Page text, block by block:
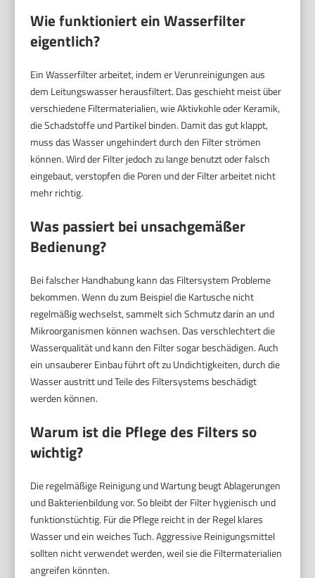
Wie funktioniert ein Wasserfilter
eigentlich?
Ein Wasserfilter arbeitet, indem er Verunreinigungen aus
dem Leitungswasser herausfiltert. Das geschieht meist über
verschiedene Filtermaterialien, wie Aktivkohle oder Keramik,
die Schadstoffe und Partikel binden. Damit das gut klappt,
muss das Wasser ungehindert durch den Filter strömen
können. Wird der Filter jedoch zu lange benutzt oder falsch
eingebaut, verstopfen die Poren und der Filter arbeitet nicht
mehr richtig.
Was passiert bei unsachgemäßer
Bedienung?
Bei falscher Handhabung kann das Filtersystem Probleme
bekommen. Wenn du zum Beispiel die Kartusche nicht
regelmäßig wechselst, sammelt sich Schmutz darin an und
Mikroorganismen können wachsen. Das verschlechtert die
Wasserqualität und kann den Filter sogar beschädigen. Auch
ein unsauberer Einbau führt oft zu Undichtigkeiten, durch die
Wasser austritt und Teile des Filtersystems beschädigt
werden können.
Warum ist die Pflege des Filters so
wichtig?
Die regelmäßige Reinigung und Wartung beugt Ablagerungen
und Bakterienbildung vor. So bleibt der Filter hygienisch und
funktionstüchtig. Für die Pflege reicht in der Regel klares
Wasser und ein weiches Tuch. Aggressive Reinigungsmittel
sollten nicht verwendet werden, weil sie die Filtermaterialien
angreifen könnten.